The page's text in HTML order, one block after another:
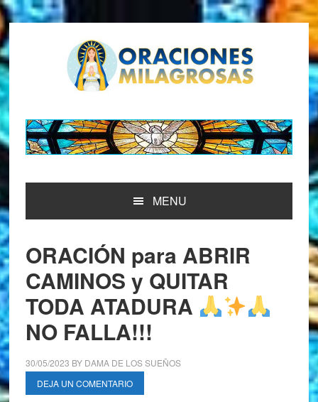
Saltar
a
la
navegación
principal
Saltar
al
contenido
principal
Saltar
a
la
barra
lateral
principal
Saltar
al
pie
de
página
MENU
ORACIÓN para ABRIR
CAMINOS y QUITAR
TODA ATADURA
NO FALLA!!!
30/05/2023 BY DAMA DE LOS SUEÑOS
DEJA UN COMENTARIO